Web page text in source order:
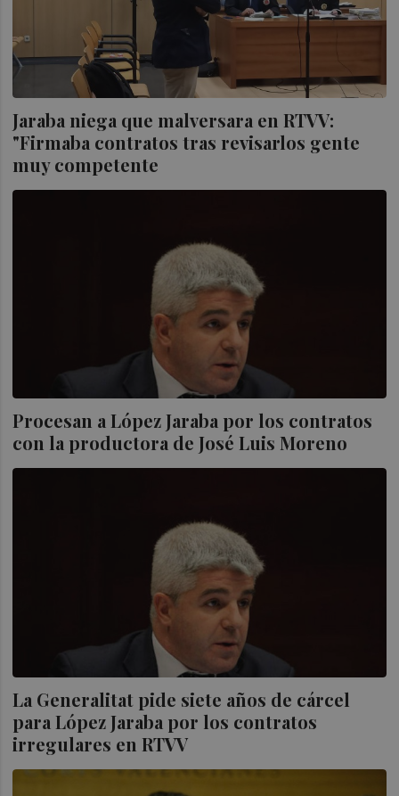
Jaraba niega que malversara en RTVV:
"Firmaba contratos tras revisarlos gente
muy competente
Procesan a López Jaraba por los contratos
con la productora de José Luis Moreno
La Generalitat pide siete años de cárcel
para López Jaraba por los contratos
irregulares en RTVV